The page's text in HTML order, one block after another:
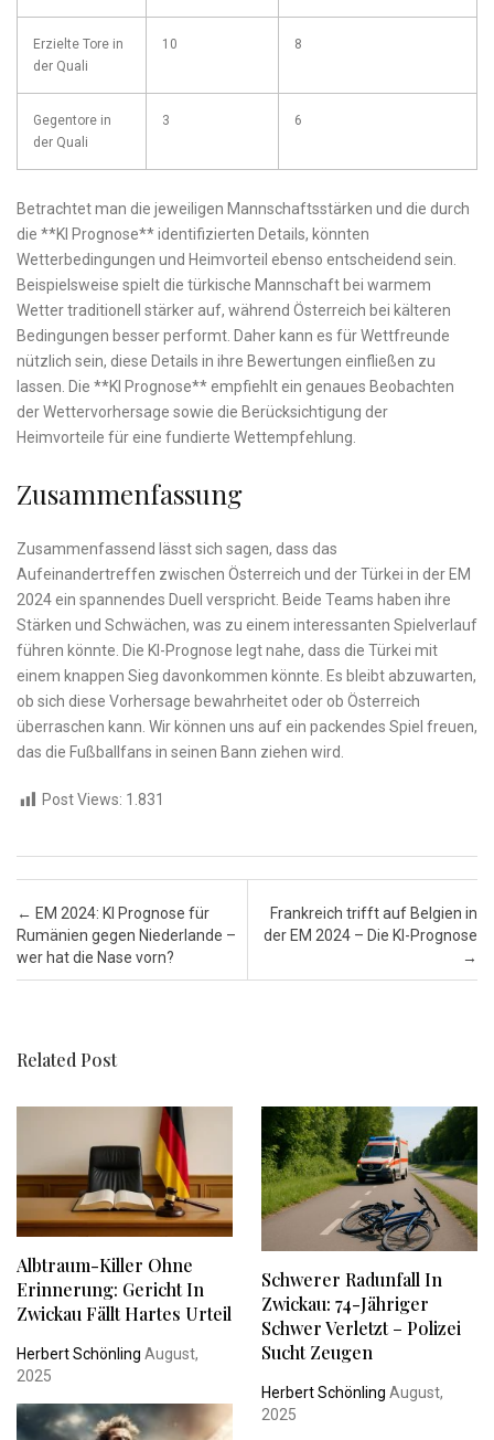
Erzielte Tore in
der Quali
10 8
Gegentore in
der Quali
3 6
Betrachtet man die jeweiligen ​Mannschaftsstärken und die durch
die **KI Prognose** identifizierten Details, könnten
Wetterbedingungen und Heimvorteil ebenso‍ entscheidend⁣ sein.
Beispielsweise spielt die türkische⁣ Mannschaft ‍bei warmem
Wetter traditionell stärker auf, während Österreich ⁤bei kälteren
Bedingungen besser performt. Daher kann es für ⁣Wettfreunde
nützlich sein, diese Details in ihre Bewertungen einfließen ‍zu
lassen. Die **KI Prognose** empfiehlt ein genaues Beobachten
der Wettervorhersage ​sowie die Berücksichtigung der
Heimvorteile für eine fundierte Wettempfehlung.
Zusammenfassung
Zusammenfassend lässt sich sagen, dass das
Aufeinandertreffen zwischen Österreich ​und der Türkei in​ der EM⁣
2024 ein spannendes Duell verspricht. Beide Teams ‍haben ⁣ihre⁢
Stärken und Schwächen, was zu ‌einem interessanten Spielverlauf
führen könnte. Die KI-Prognose legt nahe, dass⁢ die Türkei mit
einem knappen ​Sieg davonkommen könnte. Es bleibt abzuwarten,
ob sich⁢ diese Vorhersage bewahrheitet oder ob Österreich
überraschen kann. Wir können uns ‌auf ein packendes Spiel freuen,
⁣das die Fußballfans‍ in seinen Bann ziehen wird.
Post Views: 1.831
Post navigation
← EM 2024: KI Prognose für
Rumänien gegen Niederlande –
wer hat die Nase vorn?
Frankreich trifft auf Belgien in
der EM 2024 – Die KI-Prognose
→
Related Post
Albtraum-Killer Ohne
Erinnerung: Gericht In
Zwickau Fällt Hartes Urteil
Herbert Schönling August,
2025
Schwerer Radunfall In
Zwickau: 74-Jähriger
Schwer Verletzt – Polizei
Sucht Zeugen
Herbert Schönling August,
2025